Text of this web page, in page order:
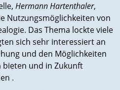
Hermann Hartenthaler,
Nutzungsmöglichkeiten von
Das Thema lockte viele
sich sehr interessiert an
und den Möglichkeiten
bieten und in Zukunft
.